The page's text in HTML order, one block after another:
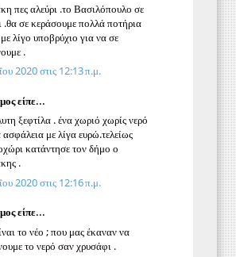
πες αλεύρι .το Βασιλόπουλο σε
.θα σε κεράσουμε πολλά ποτήρια
λίγο υποβρύχιο για να σε
.
2020 στις 12:13 π.μ.
είπε...
ξεφτίλα . ένα χωριό χωρίς νερό
ασφάλεια με λίγα ευρώ.τελείως
κατάντησε τον δήμο ο
.
2020 στις 12:16 π.μ.
είπε...
το νέο ; που μας έκαναν να
το νερό σαν χρυσάφι .